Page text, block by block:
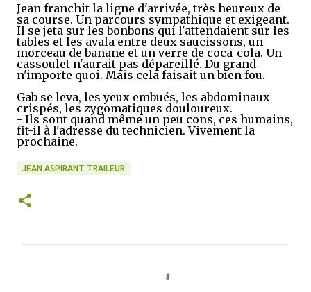
Jean franchit la ligne d'arrivée, très heureux de
sa course. Un parcours sympathique et exigeant.
Il se jeta sur les bonbons qui l'attendaient sur les
tables et les avala entre deux saucissons, un
morceau de banane et un verre de coca-cola. Un
cassoulet n'aurait pas dépareillé. Du grand
n'importe quoi. Mais cela faisait un bien fou.
Gab se leva, les yeux embués, les abdominaux
crispés, les zygomatiques douloureux.
- Ils sont quand même un peu cons, ces humains,
fit-il à l'adresse du technicien. Vivement la
prochaine.
JEAN ASPIRANT TRAILEUR